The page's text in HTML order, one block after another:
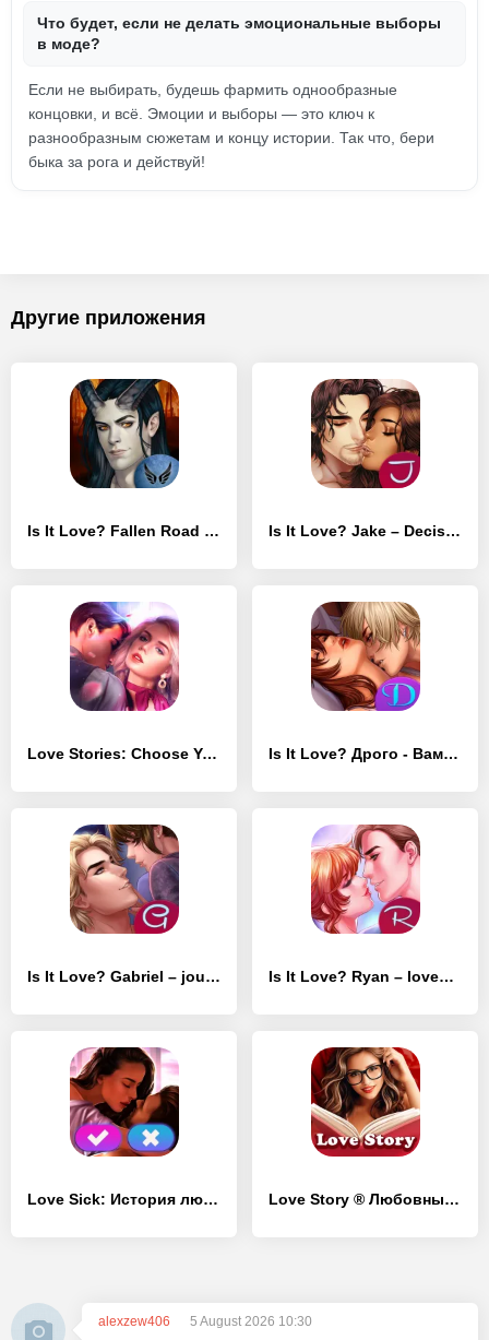
Что будет, если не делать эмоциональные выборы
в моде?
Если не выбирать, будешь фармить однообразные
концовки, и всё. Эмоции и выборы — это ключ к
разнообразным сюжетам и концу истории. Так что, бери
быка за рога и действуй!
Другие приложения
Is It Love? Fallen Road – Choose Your Path Is It Love? Jake – Decisions (New Episode)
Love Stories: Choose Your Episode Is It Love? Дрого - Вампир
Is It Love? Gabriel – journeys Is It Love? Ryan – lovestory
Love Sick: История любви, игры Love Story ® Любовные истории
alexzew406
5 August 2026 10:30